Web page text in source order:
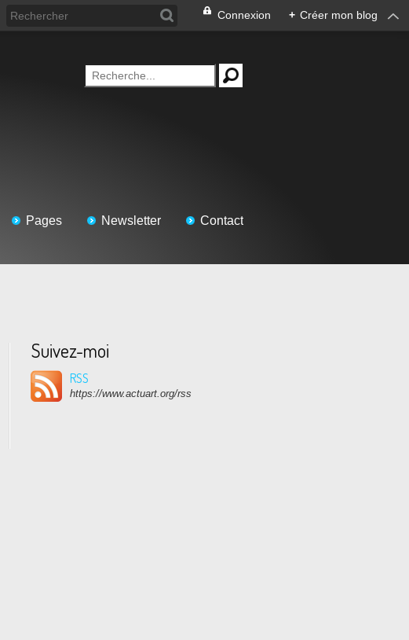
Connexion + Créer mon blog
Pages Newsletter Contact
Suivez-moi
RSS
https://www.actuart.org/rss